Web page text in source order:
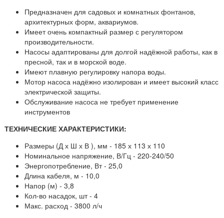
Предназначен для садовых и комнатных фонтанов,
архитектурных форм, аквариумов.
Имеет очень компактный размер с регулятором
производительности.
Насосы адаптированы для долгой надёжной работы, как в
пресной, так и в морской воде.
Имеют плавную регулировку напора воды.
Мотор насоса надёжно изолирован и имеет высокий класс
электрической защиты.
Обслуживание насоса не требует применение
инструментов
ТЕХНИЧЕСКИЕ ХАРАКТЕРИСТИКИ:
Размеры (Д х Ш х В ), мм - 185 х 113 х 110
Номинальное напряжение, В/Гц - 220-240/50
Энергопотребление, Вт - 25,0
Длина кабеля, м - 10,0
Напор (м) - 3,8
Кол-во насадок, шт - 4
Макс. расход - 3800 л/ч